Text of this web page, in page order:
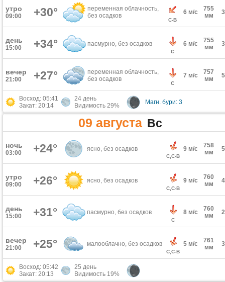
утро
09:00 +30°
переменная облачность,
без осадков
С-В
6 м/с
755
мм
день
15:00 +34° пасмурно, без осадков
С
6 м/с
755
мм
вечер
21:00 +27°
переменная облачность,
без осадков
С
7 м/с
757
мм
Восход: 05:41
Закат: 20:14
24 день
Видимость 29%
Магн. бури: 3
09 августа Вс
ночь
03:00 +24° ясно, без осадков
С,С-В
9 м/с
758
мм
утро
09:00 +26° ясно, без осадков
С,С-В
9 м/с
760
мм
день
15:00 +31° пасмурно, без осадков
С
8 м/с
760
мм
вечер
21:00 +25° малооблачно, без осадков
С,С-В
5 м/с
761
мм
Восход: 05:42
Закат: 20:13
25 день
Видимость 19%